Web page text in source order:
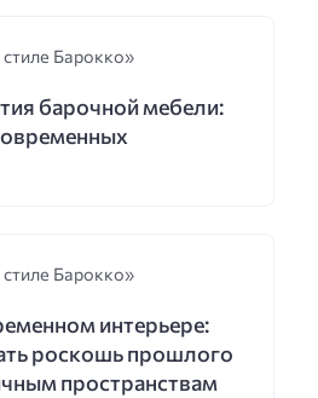
Барокко»
барочной мебели:
Барокко»
интерьере:
роскошь прошлого
пространствам